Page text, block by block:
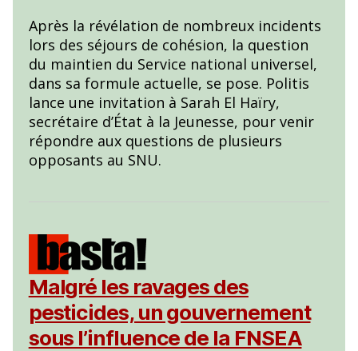
Après la révélation de nombreux incidents
lors des séjours de cohésion, la question
du maintien du Service national universel,
dans sa formule actuelle, se pose. Politis
lance une invitation à Sarah El Haïry,
secrétaire d’État à la Jeunesse, pour venir
répondre aux questions de plusieurs
opposants au SNU.
Malgré les ravages des
pesticides, un gouvernement
sous l’influence de la FNSEA